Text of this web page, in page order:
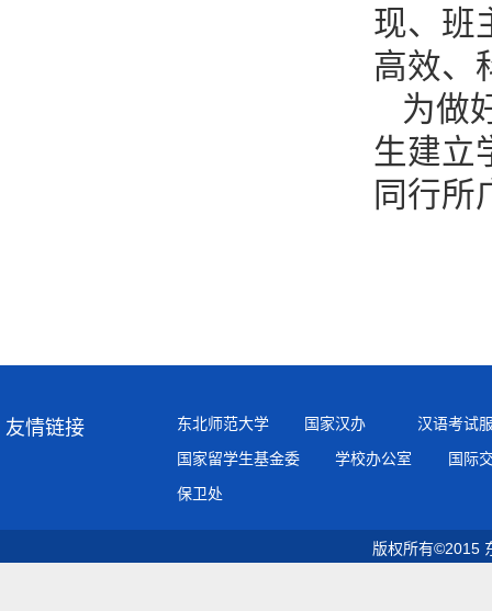
现、班
高效、
为做
生建立
同行所
友情链接 东北师范大学 国家汉办
汉语考试
国家留学生基金委
学校办公室
国际
保卫处
版权所有©2015